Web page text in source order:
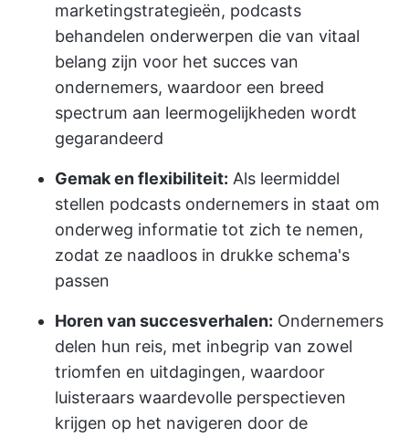
marketingstrategieën, podcasts
behandelen onderwerpen die van vitaal
belang zijn voor het succes van
ondernemers, waardoor een breed
spectrum aan leermogelijkheden wordt
gegarandeerd
Gemak en flexibiliteit: Als leermiddel
stellen podcasts ondernemers in staat om
onderweg informatie tot zich te nemen,
zodat ze naadloos in drukke schema's
passen
Horen van succesverhalen: Ondernemers
delen hun reis, met inbegrip van zowel
triomfen en uitdagingen, waardoor
luisteraars waardevolle perspectieven
krijgen op het navigeren door de